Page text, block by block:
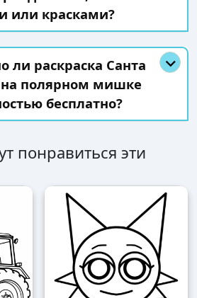
или красками?
ли раскраска Санта
на полярном мишке
бесплатно?
понравиться эти